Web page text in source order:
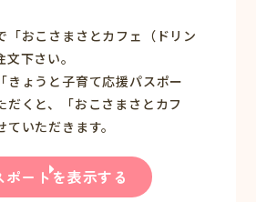
おこさまさとカフェ（ドリン
下さい。
ょうと子育て応援パスポー
だくと、「おこさまさとカフ
いただきます。
ポートを表示する